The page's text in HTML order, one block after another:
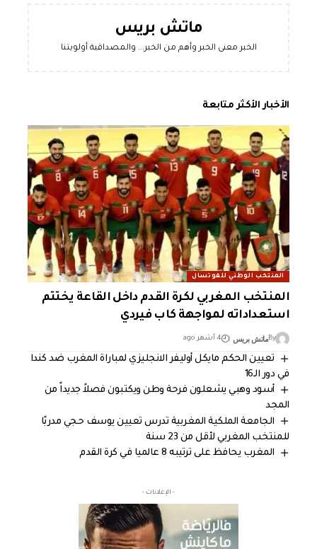
ماتش بريس
الخبر معنى الخبر وأهم من الخبر... والمصداقية أولويتنا
الأخبار الأكثر متابعة
المنتخب الوطني للفوتسال
المنتخب المغربي لكرة القدم داخل القاعة يختتم
استعداداته لمواجهة كاب فيردي
Byماتش بريس 4 أشهر ago
تعيين الحكم مايكل أوليفر الانجليزي لمباراة المغرب ضد كندا
في دور الـ16
أسود وهبي يشعلون فرحة وطن ويكتبون فصلاً جديداً من
المجد
الجامعة الملكية المغربية تدرس تعيين يوسف حجي مدربًا
للمنتخب المغربي لأقل من 23 سنة
المغرب يحافظ على ترتيبه 8 عالميا في كرة القدم
- الإعلانات -